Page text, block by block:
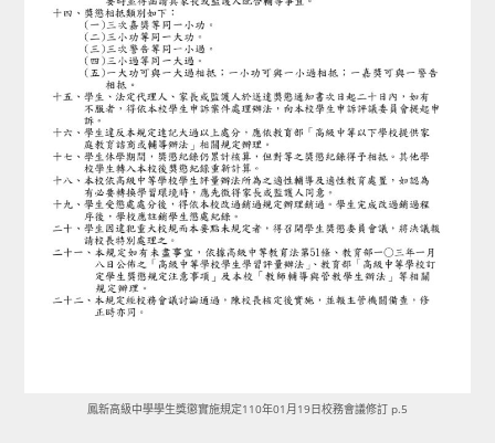
鳳新高級中學學生獎懲實施規定110年01月19日校務會議修訂 p.5